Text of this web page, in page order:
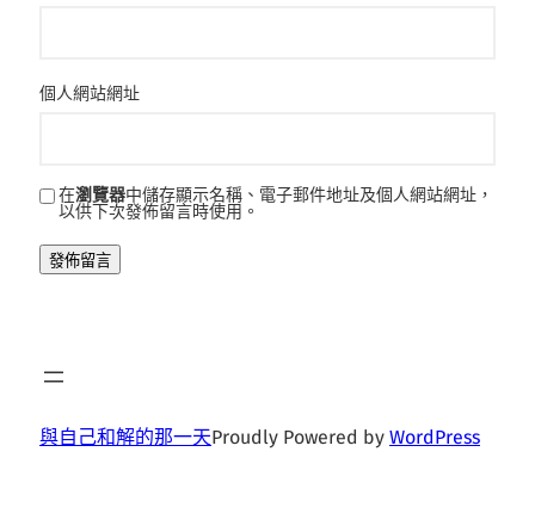
個人網站網址
在瀏覽器中儲存顯示名稱、電子郵件地址及個人網站網址，
以供下次發佈留言時使用。
與自己和解的那一天Proudly Powered by WordPress